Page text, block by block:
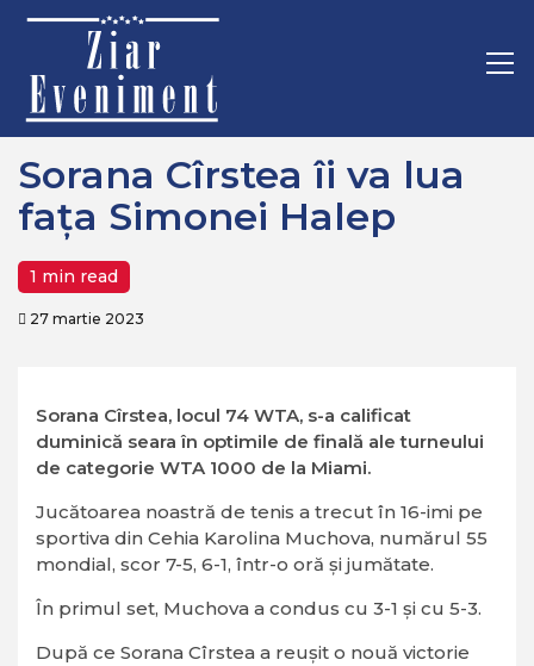
Sport
Sorana Cîrstea îi va lua
fața Simonei Halep
1 min read
27 martie 2023
Sorana Cîrstea, locul 74 WTA, s-a calificat
duminică seara în optimile de finală ale turneului
de categorie WTA 1000 de la Miami.
Jucătoarea noastră de tenis a trecut în 16-imi pe
sportiva din Cehia Karolina Muchova, numărul 55
mondial, scor 7-5, 6-1, într-o oră şi jumătate.
În primul set, Muchova a condus cu 3-1 şi cu 5-3.
După ce Sorana Cîrstea a reușit o nouă victorie